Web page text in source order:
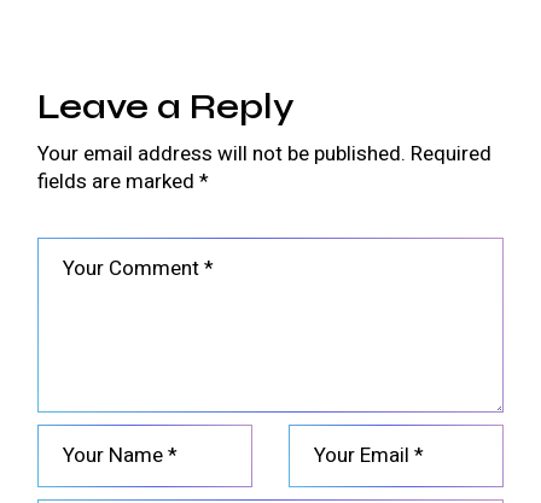
Leave a Reply
Your email address will not be published. Required
fields are marked*